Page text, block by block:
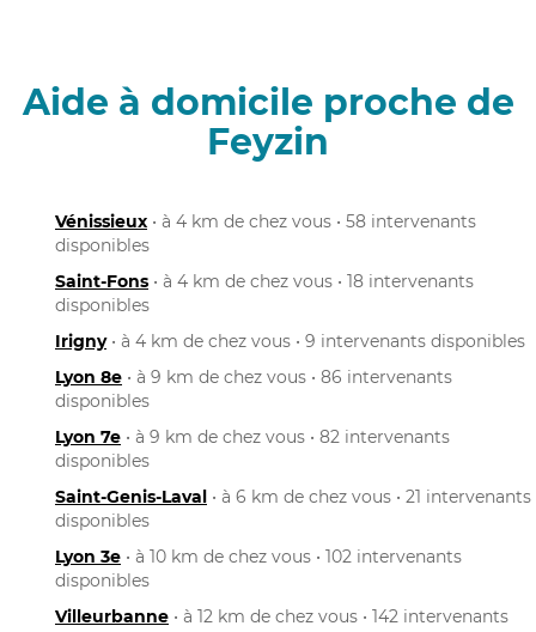
Aide à domicile proche de
Feyzin
Vénissieux • à 4 km de chez vous • 58 intervenants
disponibles
Saint-Fons • à 4 km de chez vous • 18 intervenants
disponibles
Irigny• à 4 km de chez vous • 9 intervenants disponibles
Lyon 8e • à 9 km de chez vous • 86 intervenants
disponibles
Lyon 7e • à 9 km de chez vous • 82 intervenants
disponibles
Saint-Genis-Laval • à 6 km de chez vous • 21 intervenants
disponibles
Lyon 3e • à 10 km de chez vous • 102 intervenants
disponibles
Villeurbanne • à 12 km de chez vous • 142 intervenants